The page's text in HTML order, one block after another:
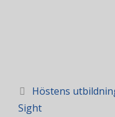
Höstens
Sight